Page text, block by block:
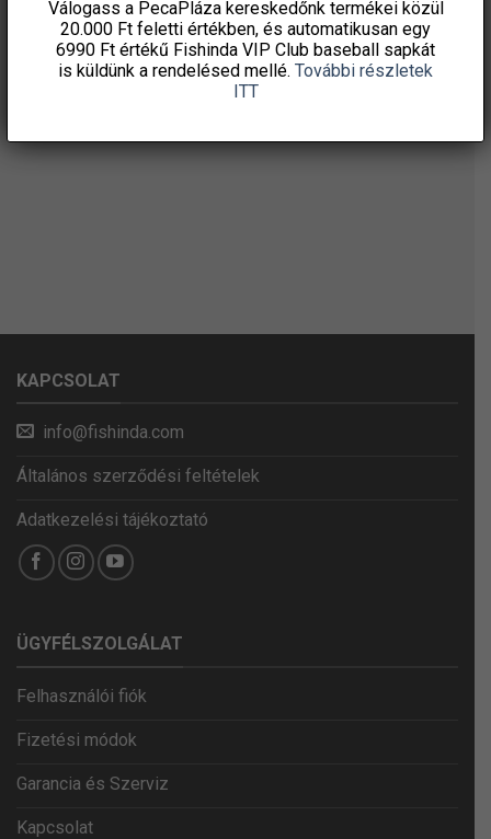
KAPCSOLAT
info@fishinda.com
Általános szerződési feltételek
Adatkezelési tájékoztató
ÜGYFÉLSZOLGÁLAT
Felhasználói fiók
Fizetési módok
Garancia és Szerviz
Kapcsolat
Válogass a PecaPláza kereskedőnk termékei közül
20.000 Ft feletti értékben, és automatikusan egy
6990 Ft értékű Fishinda VIP Club baseball sapkát
is küldünk a rendelésed mellé. További részletek
ITT